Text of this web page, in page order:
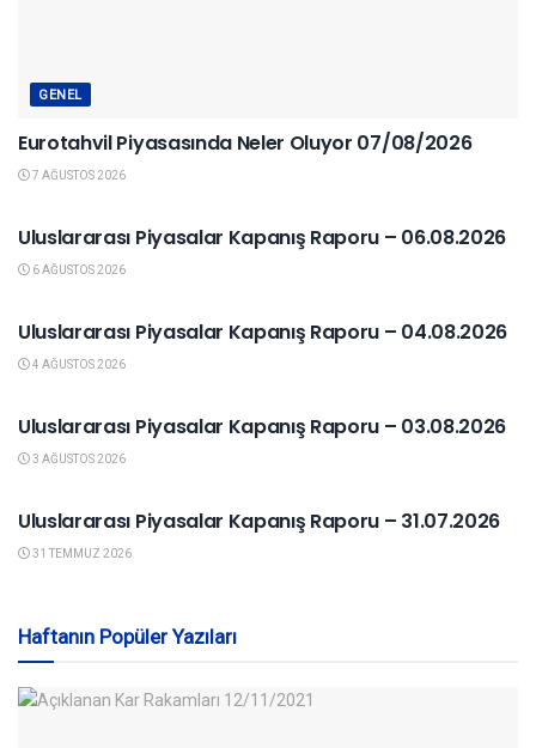
GENEL
Eurotahvil Piyasasında Neler Oluyor 07/08/2026
7 AĞUSTOS 2026
Uluslararası Piyasalar Kapanış Raporu – 06.08.2026
6 AĞUSTOS 2026
Uluslararası Piyasalar Kapanış Raporu – 04.08.2026
4 AĞUSTOS 2026
Uluslararası Piyasalar Kapanış Raporu – 03.08.2026
3 AĞUSTOS 2026
Uluslararası Piyasalar Kapanış Raporu – 31.07.2026
31 TEMMUZ 2026
Haftanın Popüler Yazıları